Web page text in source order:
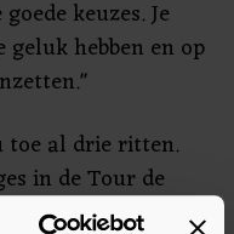
keuzes. Je
geluk hebben en op
toe al drie ritten.
in de Tour de
in 2017, 2018,